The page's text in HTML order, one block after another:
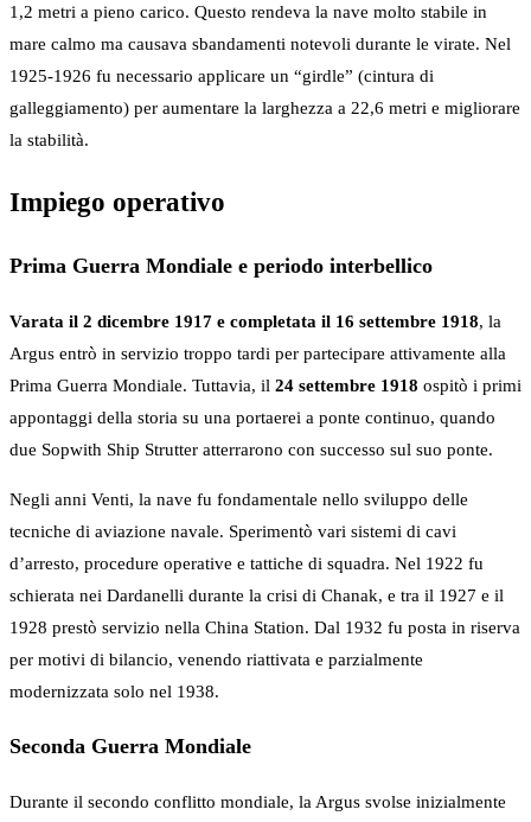
1,2 metri a pieno carico. Questo rendeva la nave molto stabile in
mare calmo ma causava sbandamenti notevoli durante le virate. Nel
1925-1926 fu necessario applicare un “girdle” (cintura di
galleggiamento) per aumentare la larghezza a 22,6 metri e migliorare
la stabilità.
Impiego operativo
Prima Guerra Mondiale e periodo interbellico
Varata il 2 dicembre 1917 e completata il 16 settembre 1918, la
Argus entrò in servizio troppo tardi per partecipare attivamente alla
Prima Guerra Mondiale. Tuttavia, il 24 settembre 1918 ospitò i primi
appontaggi della storia su una portaerei a ponte continuo, quando
due Sopwith Ship Strutter atterrarono con successo sul suo ponte.
Negli anni Venti, la nave fu fondamentale nello sviluppo delle
tecniche di aviazione navale. Sperimentò vari sistemi di cavi
d’arresto, procedure operative e tattiche di squadra. Nel 1922 fu
schierata nei Dardanelli durante la crisi di Chanak, e tra il 1927 e il
1928 prestò servizio nella China Station. Dal 1932 fu posta in riserva
per motivi di bilancio, venendo riattivata e parzialmente
modernizzata solo nel 1938.
Seconda Guerra Mondiale
Durante il secondo conflitto mondiale, la Argus svolse inizialmente